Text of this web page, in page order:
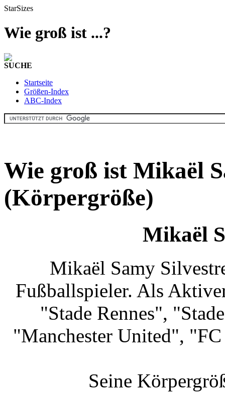
StarSizes
Wie groß ist ...?
SUCHE
Startseite
Größen-Index
ABC-Index
Wie groß ist Mikaël
(Körpergröße)
Mikaël
Mikaël Samy
Fußballspieler. Als
"Stade Rennes",
"Manchester United",
Seine